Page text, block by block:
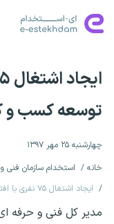
توسعه کسب و
چهارشنبه ۲۵ مهر ۱۳۹۷
خانه
استخدام سازمان فنی
ایجاد اشتغال ۷۵ نفری با افتتاح اولین مرکز توسعه کسب و کار جنوب شرق کشور
مدیر کل فنی و حرفه